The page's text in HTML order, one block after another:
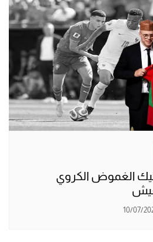
الغموض الكروي
10/07/